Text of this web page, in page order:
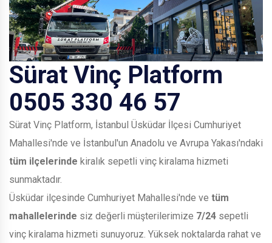
Sürat Vinç Platform
0505 330 46 57
Sürat Vinç Platform, İstanbul Üsküdar İlçesi Cumhuriyet
Mahallesi'nde ve İstanbul'un Anadolu ve Avrupa Yakası'ndaki
tüm ilçelerinde kiralık sepetli vinç kiralama hizmeti
sunmaktadır.
Üsküdar ilçesinde Cumhuriyet Mahallesi'nde ve tüm
mahallelerinde siz değerli müşterilerimize 7/24 sepetli
vinç kiralama hizmeti sunuyoruz. Yüksek noktalarda rahat ve